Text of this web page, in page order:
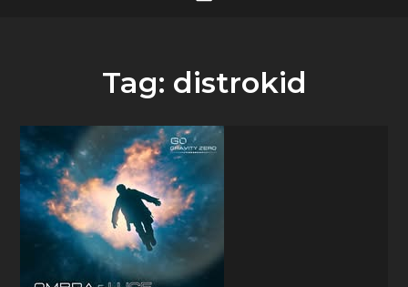
Tag: distrokid